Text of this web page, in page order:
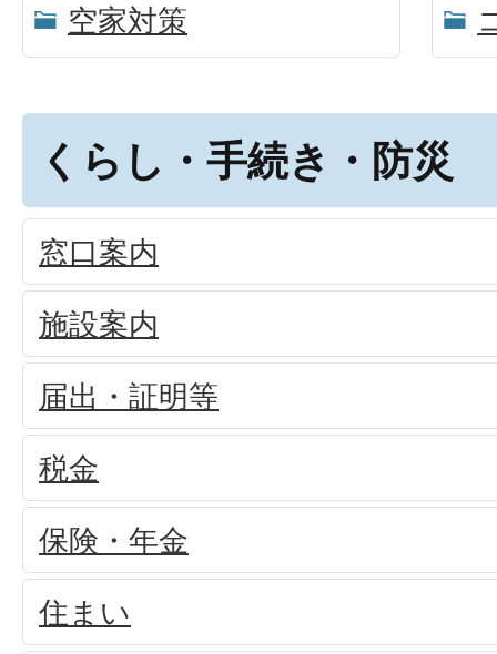
空家対策
くらし・手続き・防災
窓口案内
施設案内
届出・証明等
税金
保険・年金
住まい